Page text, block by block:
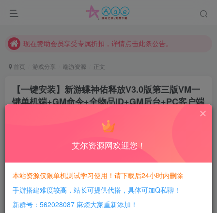
本站一律禁止以任何方式发布或转载任何违法的相关信息，访客发现请向站长举报
请勿相信任何评论区广告！以免上当受骗！
首页 游戏分享 端游资源 正文
【一键安装】新游蝶神佑释放V3.0版第三版VM一
键单机端+GM命令+全物品ID+GM后台+PC客户端
每日活跃最高可获得600积分！所有资源可以使用
积分免费兑换！
游戏介绍：
艾尔资源网欢迎您！
本站资源仅限单机测试学习使用！请下载后24小时内删除
手游搭建难度较高，站长可提供代搭，具体可加Q私聊！
新群号：562028087 麻烦大家重新添加！